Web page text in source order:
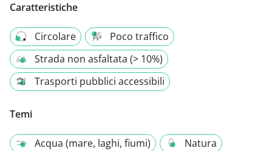
Caratteristiche
Circolare
Poco traffico
Strada non asfaltata (> 10%)
Trasporti pubblici accessibili
Temi
Acqua (mare, laghi, fiumi) Natura